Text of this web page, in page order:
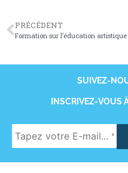
PRÉCÉDENT
SUIVEZ-
INSCRIVEZ-VOUS